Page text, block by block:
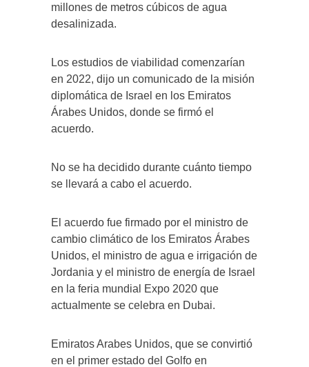
millones de metros cúbicos de agua
desalinizada.
Los estudios de viabilidad comenzarían
en 2022, dijo un comunicado de la misión
diplomática de Israel en los Emiratos
Árabes Unidos, donde se firmó el
acuerdo.
No se ha decidido durante cuánto tiempo
se llevará a cabo el acuerdo.
El acuerdo fue firmado por el ministro de
cambio climático de los Emiratos Árabes
Unidos, el ministro de agua e irrigación de
Jordania y el ministro de energía de Israel
en la feria mundial Expo 2020 que
actualmente se celebra en Dubai.
Emiratos Arabes Unidos, que se convirtió
en el primer estado del Golfo en